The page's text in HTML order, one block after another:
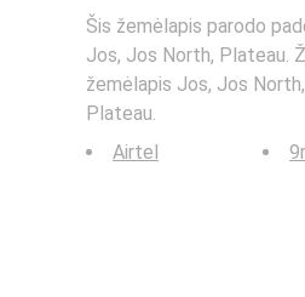
Šis žemėlapis parodo
Jos, Jos North, Plateau.
žemėlapis Jos, Jos
Plateau.
Airtel